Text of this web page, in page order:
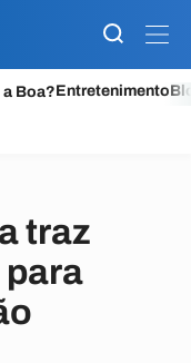
a Boa?Entretenimento
traz